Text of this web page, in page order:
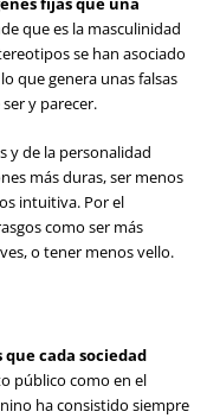
que es la masculinidad
se han asociado
que genera unas falsas
y parecer.
y de la personalidad
más duras, ser menos
intuitiva. Por el
como ser más
o tener menos vello.
cada sociedad
público como en el
ha consistido siempre